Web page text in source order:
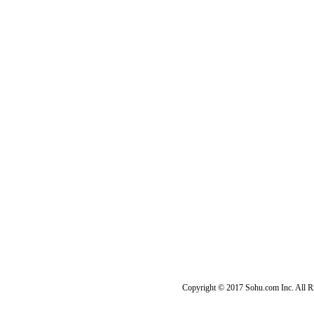
Copyright © 2017 Sohu.com Inc. All